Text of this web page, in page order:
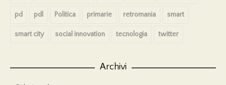
pd pdl Politica primarie retromania smart
smart city social innovation tecnologia twitter
Archivi